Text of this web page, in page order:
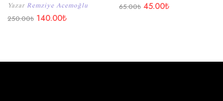
Yazar Remziye Acemoğlu
250.00₺ 140.00₺
65.00₺ 45.00₺